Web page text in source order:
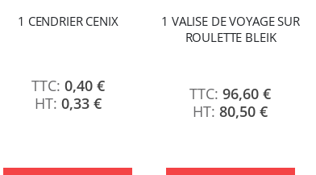
1 CENDRIER CENIX
0,40 €
0,33 €
1 VALISE DE VOYAGE SUR
ROULETTE BLEIK
96,60 €
80,50 €